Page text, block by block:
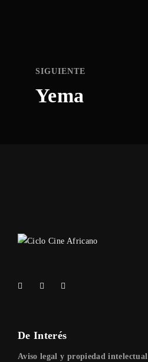
SIGUIENTE
Yema
De Interés
Aviso legal y propiedad intelectual